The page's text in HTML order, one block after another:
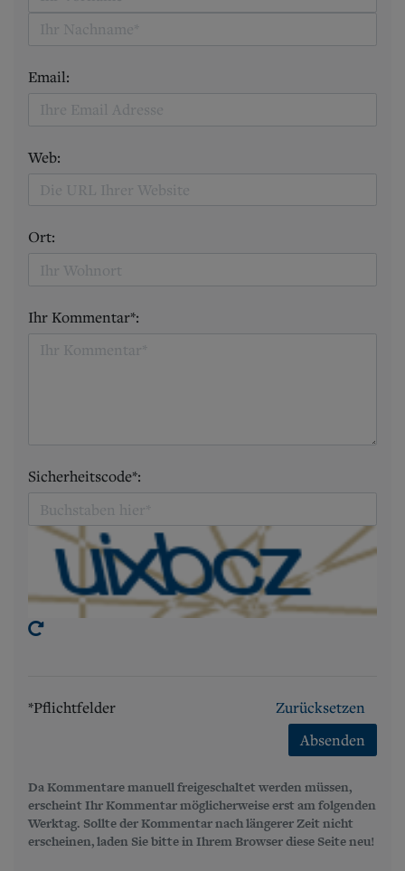
Email:
Web:
Ort:
Ihr Kommentar*:
Sicherheitscode*:
*Pflichtfelder
Zurücksetzen
Absenden
Da Kommentare manuell freigeschaltet werden müssen,
erscheint Ihr Kommentar möglicherweise erst am folgenden
Werktag. Sollte der Kommentar nach längerer Zeit nicht
erscheinen, laden Sie bitte in Ihrem Browser diese Seite neu!